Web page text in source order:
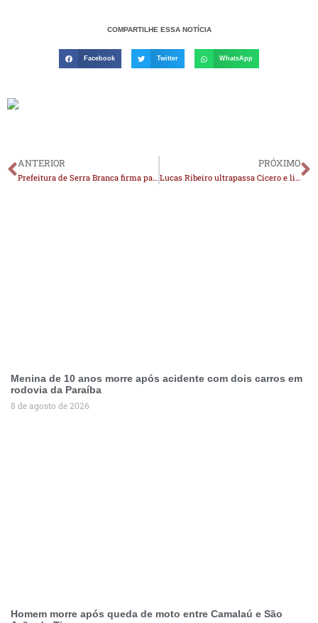
COMPARTILHE ESSA NOTÍCIA
Facebook Twitter WhatsApp
ANTERIOR
Prefeitura de Serra Branca firma parcerias com bancos para ampliar acesso ao crédito e fortalecer economia local
PRÓXIMO
Lucas Ribeiro ultrapassa Cícero e lidera disputa pelo Governo da Paraíba; veja pesquisas
Menina de 10 anos morre após acidente com dois carros em
rodovia da Paraíba
8 de agosto de 2026
Homem morre após queda de moto entre Camalaú e São